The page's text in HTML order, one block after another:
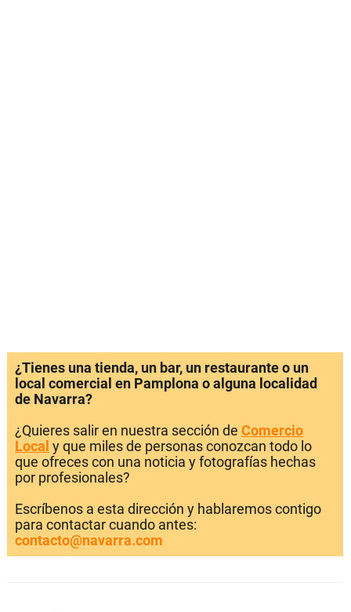
¿Tienes una tienda, un bar, un restaurante o un
local comercial en Pamplona o alguna localidad
de Navarra?
¿Quieres salir en nuestra sección de Comercio
Local y que miles de personas conozcan todo lo
que ofreces con una noticia y fotografías hechas
por profesionales?
Escríbenos a esta dirección y hablaremos contigo
para contactar cuando antes:
contacto@navarra.com